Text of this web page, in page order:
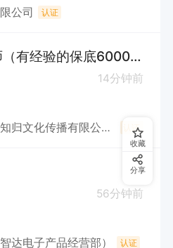
公司 认证
初中数学&物理老师（有经验的保底6000元）
14分钟前
知归文化教育（永城市知归文化传播有限公司） 认证
56分钟前
达电子产品经营部） 认证
收藏
分享